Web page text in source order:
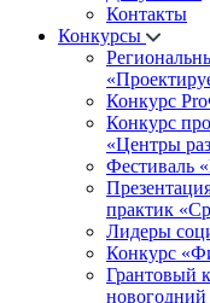
Контакты
Конкурсы
Конкурс
Конкурс
«Центры
Фестиваль
практик
Лидеры
Конкурс
Грантовый
новогодний